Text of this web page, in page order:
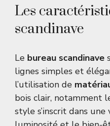
Les
scandinave
Le bureau scandinave
lignes simples et
l’utilisation de
bois clair, notamment
style s’inscrit dans